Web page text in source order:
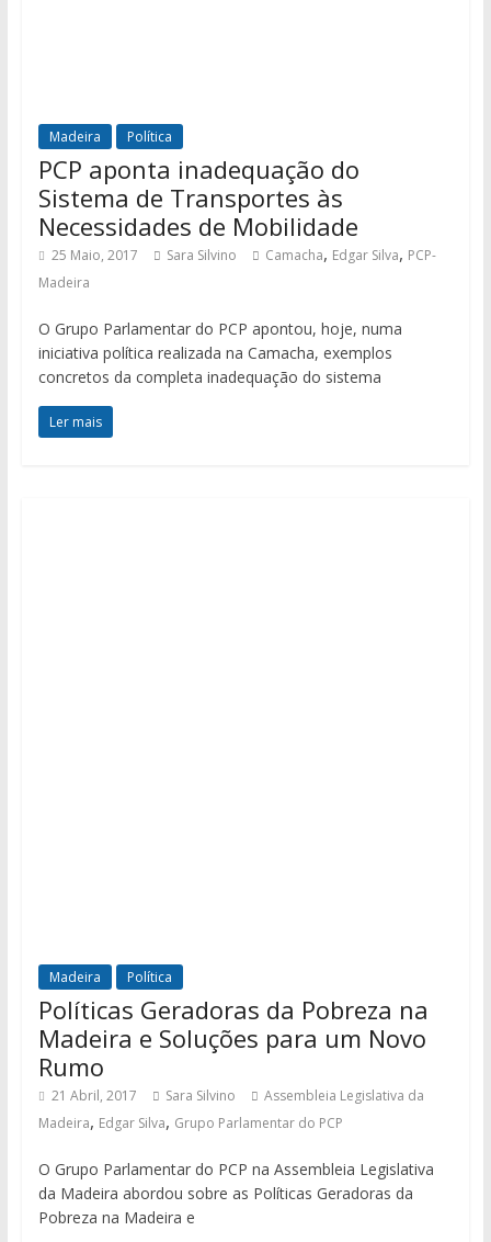
Madeira Política
PCP aponta inadequação do
Sistema de Transportes às
Necessidades de Mobilidade
25 Maio, 2017 Sara Silvino Camacha, Edgar Silva, PCP-
Madeira
O Grupo Parlamentar do PCP apontou, hoje, numa
iniciativa política realizada na Camacha, exemplos
concretos da completa inadequação do sistema
Ler mais
Madeira Política
Políticas Geradoras da Pobreza na
Madeira e Soluções para um Novo
Rumo
21 Abril, 2017 Sara Silvino
Assembleia Legislativa da
Madeira, Edgar Silva, Grupo Parlamentar do PCP
O Grupo Parlamentar do PCP na Assembleia Legislativa
da Madeira abordou sobre as Políticas Geradoras da
Pobreza na Madeira e